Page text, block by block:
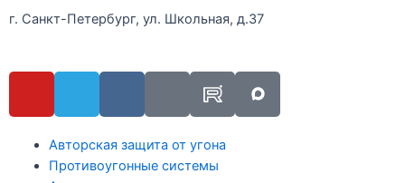
г. Санкт-Петербург, ул. Школьная, д.37
Авторская защита от угона
Противоугонные системы